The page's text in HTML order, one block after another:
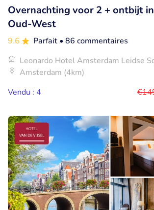
Overnachting voor 2 + ontbijt
Oud-West
9.6 Parfait • 86 commentaires
Leonardo Hotel Amsterdam Leidse
Amsterdam (4km)
Vendu : 4